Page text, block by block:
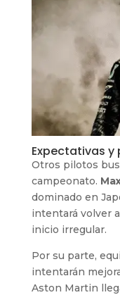
Expectativas y
Otros pilotos
campeonato.
dominado en
intentará volver
inicio irregular.
Por su parte,
intentarán
Aston Martin